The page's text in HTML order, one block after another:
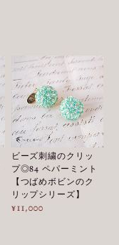
ビーズ刺繍のクリッ
プ◎84 ペパーミント
【つばめボビンのク
リップシリーズ】
¥11,000